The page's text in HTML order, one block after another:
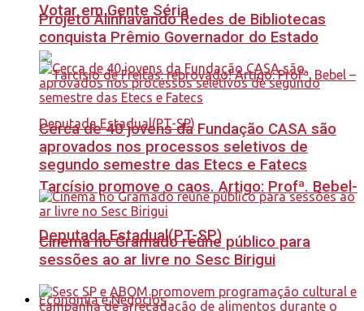
Votar em Gente Séria
Tarcísio promove o caos. Artigo: Profª. Bebel-
Deputada Estadual(PT-SP)
Economia e Negócios
Projeto Alinhavando Redes de Bibliotecas
conquista Prêmio Governador do Estado
Cerca de 40 jovens da Fundação CASA são
aprovados nos processos seletivos de
segundo semestre das Etecs e Fatecs
Cinema no Gramado reúne público para
sessões ao ar livre no Sesc Birigui